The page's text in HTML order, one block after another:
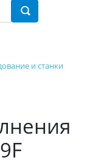
и станки